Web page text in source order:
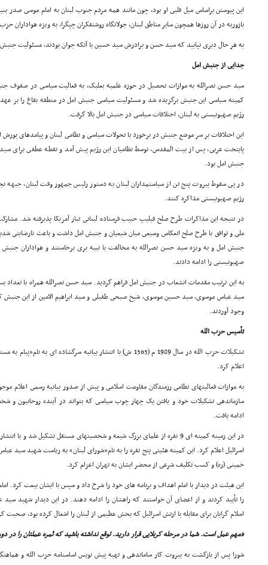
این پیوستن براساس میل قلبى او بود، چون مانند همه مردم جنوب لبنان به امام موسى صدر
بازوریه در آن روزها همچون سایر مناطق لبنان، جولانگاه روشنفکران چپگرا، به ویژه
به هر حال دیرى نپایید که سید حسن و برادرش سید حسین با آنکه جوان بودند، مسئولیت جنبش
جدایى از جنبش امل
کمیته سیاسى این جنبش برگزیده شد و مسئولیت سیاسى جنبش امل در منطقه بقاع را بر
رژیم صهیونیستى به لبنان، اختلافات سیاسى در جنبش امل بالا گرفت.
این اختلافات بر سر موضع جنبش در برخورد با تحولات سیاسى و نظامى لبنان و پیامدهاى یورش
پایتخت عربى، پس از بیت المقدس، توسط نظامیان این رژیم پیش آمد و نقطه عطفى براى
جنبش امل بود.
در پى سقوط بیروت پنج تن از سیاستمداران لبنان به دستور رئیس جمهور وقت لبنان، جبهه
رژیم صهیونیستى مذاکره کنند.
در نتیجه این مذاکرات طرح صلح فیلیپ حبیب فرستاده لبنانى تبار آمریکا پذیرفته شد.
ملى و توافق با طرح صلح انعکاس وسیعى میان شیعیان و جنبش امل داشت و باعث نارضایتى
جنبش امل و به ویژه سید حسن نصرالله به مخالفت با نبیه برى برخاستند و هواداران
صهیونیستى را ادامه دادند.
به این ترتیب مقدمات انشعاب در جنبش امل فراهم گردید. سید حسن نصرالله همراه با
سید عباس موسوى، سید حسین موسوى، شیخ صبحى طفیلى و سید ابراهیم الامین از این جنبش
وجود آوردند.
تأسیس حزب الله
تشکیلات حزب الله در سال 1989 م (1363 ش) با انتشار بیانیه
اعلام کرد.
به موازات فعالیتهاى نظامى رزمندگان مقاومت اسلامى و پیش از صدور بیانیه رسمى اعلام
سازماندهى تشکیلات خود و یافتن یک چهار چوب سیاسى که بتواند در آینده روحانیون و
ادامه یافت.
در این زمینه کمیته اى 9 نفره از علماى بزرگ شیعه و شخصیتهاى مستقل تشکیل شد
اسرائیل اعلام کرد. این کمیته هئیتى پنج نفره را به نام«شوراى لبنان» به ریاست شهید سید
خمینى (ره) و کسب تکلیف شرعى از محضر ایشان به تهران اعزام کرد.
این هیئت در دیدار با امام اهداف و برنامه هاى خود را شرح داد و سپس با ایشان بیعت کرد.
را تأیید کردند و از اعضاى آن خواستند که راهشان را ادامه دهند. در این دیدار شهید
اسلام گرایان براى مقابله با ارتش اسرائیل که بخش عظیمى از لبنان را اشغال کرده بود،
«مهم عمل است. شما در مرحله کربلایى قرار دارید. توقع نداشته باشید که ثمره عملتان را در
شورا پس از بازگشت به بیروت کار ساماندهى و تهیه پیش نویس اساسنامه حزب الله و